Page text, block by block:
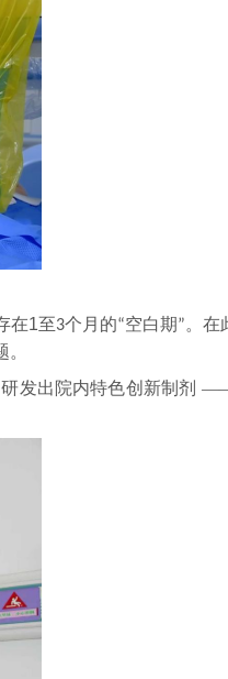
在1至3个月的“空白期”。在
发出院内特色创新制剂 ——